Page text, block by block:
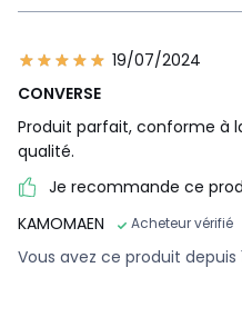
19/07/2024
CONVERSE
Produit parfait, conforme à
qualité.
Je recommande ce
KAMOMAEN
Acheteur vérifié
Vous avez ce produit depuis